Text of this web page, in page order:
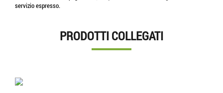
servizio espresso.
PRODOTTI COLLEGATI